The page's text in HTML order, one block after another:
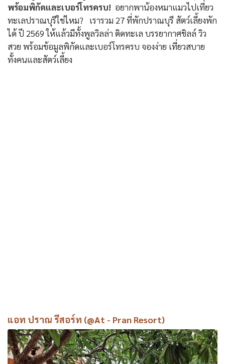
พร้อมพิกัดและเบอร์โทรครบ! อยากพาน้องหมาแมวไปเที่ยว
ทะเลปราณบุรีใช่ไหม? เรารวม 27 ที่พักปราณบุรี สัตว์เลี้ยงพัก
ได้ ปี 2569 ให้แล้วมีทั้งพูลวิลล่า ติดทะเล บรรยากาศชิลล์ วิว
สวย พร้อมข้อมูลพิกัดและเบอร์โทรครบ จองง่าย เที่ยวสบาย
ทั้งคนและสัตว์เลี้ยง
แอท ปราณ รีสอร์ท (@At - Pran Resort)